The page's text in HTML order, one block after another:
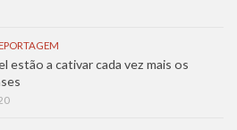
estão a cativar cada vez mais os